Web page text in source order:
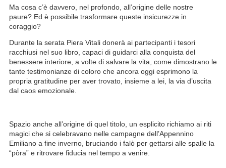
Ma cosa c’è davvero, nel profondo, all’origine delle nostre
paure? Ed è possibile trasformare queste insicurezze in
coraggio?
Durante la serata Piera Vitali donerà ai partecipanti i tesori
racchiusi nel suo libro, capaci di guidarci alla conquista del
benessere interiore, a volte di salvare la vita, come dimostrano le
tante testimonianze di coloro che ancora oggi esprimono la
propria gratitudine per aver trovato, insieme a lei, la via d’uscita
dal caos emozionale.
Spazio anche all’origine di quel titolo, un esplicito richiamo ai riti
magici che si celebravano nelle campagne dell’Appennino
Emiliano a fine inverno, bruciando i falò per gettarsi alle spalle la
“pòra” e ritrovare fiducia nel tempo a venire.